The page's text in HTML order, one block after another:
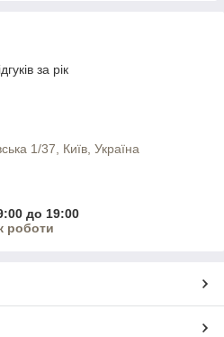
за рік
1/37, Київ, Україна
до 19:00
роботи